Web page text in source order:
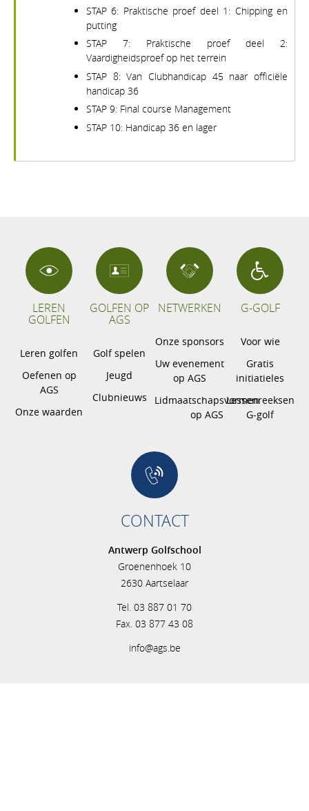
STAP 6: Praktische proef deel 1: Chipping en
putting
STAP 7: Praktische proef deel 2:
Vaardigheidsproef op het terrein
STAP 8: Van Clubhandicap 45 naar officiële
handicap 36
STAP 9: Final course Management
STAP 10: Handicap 36 en lager
LEREN
GOLFEN
Leren golfen
Oefenen op
AGS
Onze waarden
GOLFEN OP
AGS
Golf spelen
Jeugd
Clubnieuws
NETWERKEN
Onze sponsors
Uw evenement
op AGS
Lidmaatschapsvormen
op AGS
G-GOLF
Voor wie
Gratis
initiatieles
Lessenreeksen
G-golf
CONTACT
Antwerp Golfschool
Groenenhoek 10
2630 Aartselaar
Tel. 03 887 01 70
Fax. 03 877 43 08
info@ags.be